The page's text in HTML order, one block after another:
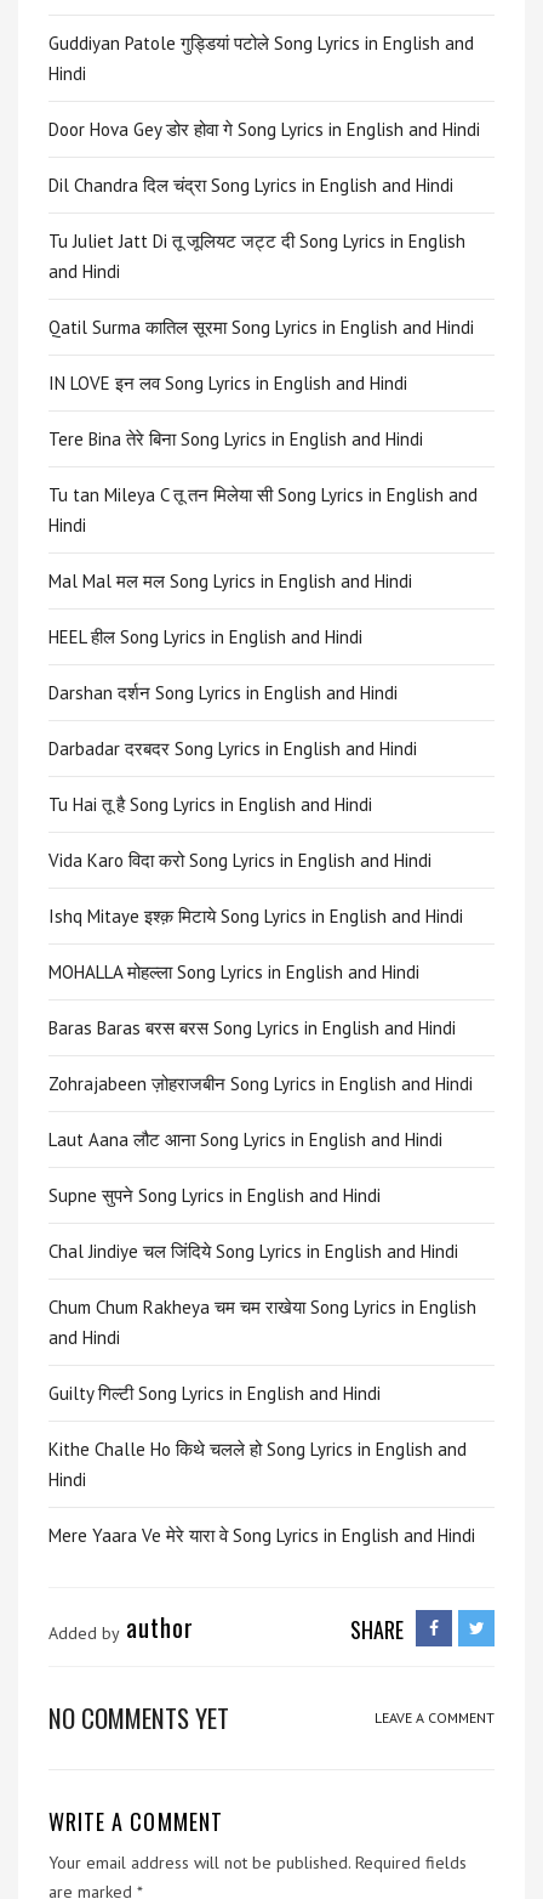
Guddiyan Patole गुड्डियां पटोले Song Lyrics in English and
Hindi
Door Hova Gey डोर होवा गे Song Lyrics in English and Hindi
Dil Chandra दिल चंद्रा Song Lyrics in English and Hindi
Tu Juliet Jatt Di तू जूलियट जट्ट दी Song Lyrics in English
and Hindi
Qatil Surma कातिल सूरमा Song Lyrics in English and Hindi
IN LOVE इन लव Song Lyrics in English and Hindi
Tere Bina तेरे बिना Song Lyrics in English and Hindi
Tu tan Mileya C तू तन मिलेया सी Song Lyrics in English and
Hindi
Mal Mal मल मल Song Lyrics in English and Hindi
HEEL हील Song Lyrics in English and Hindi
Darshan दर्शन Song Lyrics in English and Hindi
Darbadar दरबदर Song Lyrics in English and Hindi
Tu Hai तू है Song Lyrics in English and Hindi
Vida Karo विदा करो Song Lyrics in English and Hindi
Ishq Mitaye इश्क़ मिटाये Song Lyrics in English and Hindi
MOHALLA मोहल्ला Song Lyrics in English and Hindi
Baras Baras बरस बरस Song Lyrics in English and Hindi
Zohrajabeen ज़ोहराजबीन Song Lyrics in English and Hindi
Laut Aana लौट आना Song Lyrics in English and Hindi
Supne सुपने Song Lyrics in English and Hindi
Chal Jindiye चल जिंदिये Song Lyrics in English and Hindi
Chum Chum Rakheya चम चम राखेया Song Lyrics in English
and Hindi
Guilty गिल्टी Song Lyrics in English and Hindi
Kithe Challe Ho किथे चलले हो Song Lyrics in English and
Hindi
Mere Yaara Ve मेरे यारा वे Song Lyrics in English and Hindi
Added by author SHARE
NO COMMENTS YET LEAVE A COMMENT
WRITE A COMMENT
Your email address will not be published. Required fields
are marked *